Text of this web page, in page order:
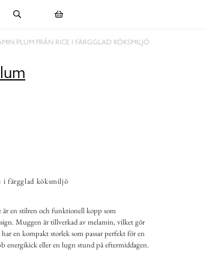
PLUM FRÅN RICE I FÄRGGLAD KÖKSMILJÖ
i färgglad köksmiljö
är en stilren och funktionell kopp som
Muggen är tillverkad av melamin, vilket gör
en kompakt storlek som passar perfekt för en
energikick eller en lugn stund på eftermiddagen.